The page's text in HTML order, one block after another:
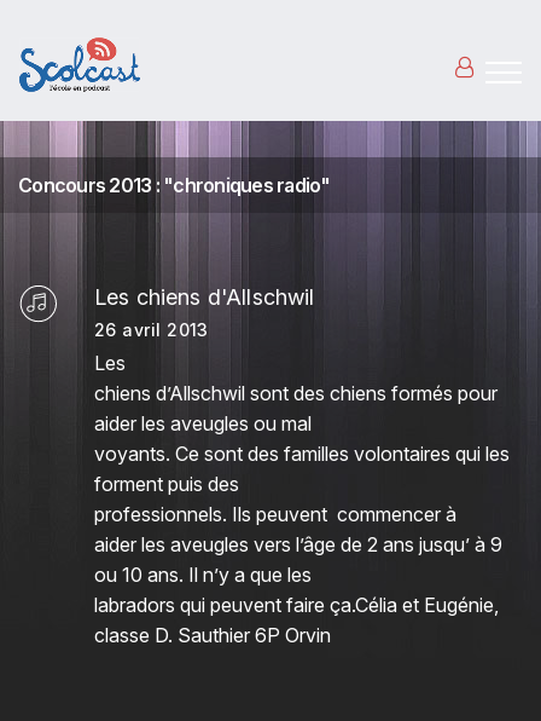
Concours 2013 : "chroniques radio"
Les chiens d'Allschwil
26 avril 2013
Les
chiens d’Allschwil sont des chiens formés pour
aider les aveugles ou mal
voyants. Ce sont des familles volontaires qui les
forment puis des
professionnels. Ils peuvent commencer à
aider les aveugles vers l’âge de 2 ans jusqu’ à 9
ou 10 ans. Il n’y a que les
labradors qui peuvent faire ça.Célia et Eugénie,
classe D. Sauthier 6P Orvin